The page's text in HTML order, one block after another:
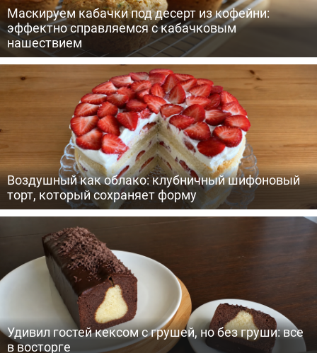
Маскируем кабачки под десерт из кофейни:
эффектно справляемся с кабачковым
нашествием
Воздушный как облако: клубничный шифоновый
торт, который сохраняет форму
Удивил гостей кексом с грушей, но без груши: все
в восторге